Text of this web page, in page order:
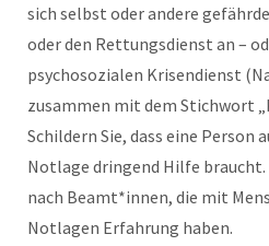
sich selbst oder andere
oder den Rettungsdienst an –
psychosozialen Krisendienst
zusammen mit dem Stichwort
Schildern Sie, dass eine Person
Notlage dringend Hilfe braucht.
nach Beamt*innen, die mit
Notlagen Erfahrung haben.